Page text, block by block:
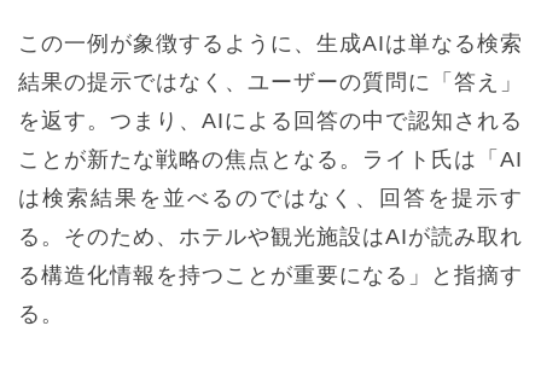
この一例が象徴するように、生成AIは単なる検索
結果の提示ではなく、ユーザーの質問に「答え」
を返す。つまり、AIによる回答の中で認知される
ことが新たな戦略の焦点となる。ライト氏は「AI
は検索結果を並べるのではなく、回答を提示す
る。そのため、ホテルや観光施設はAIが読み取れ
る構造化情報を持つことが重要になる」と指摘す
る。